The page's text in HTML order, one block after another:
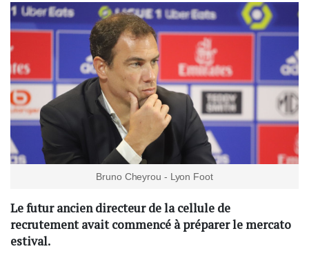
Bruno Cheyrou - Lyon Foot
Le futur ancien directeur de la cellule de
recrutement avait commencé à préparer le mercato
estival.